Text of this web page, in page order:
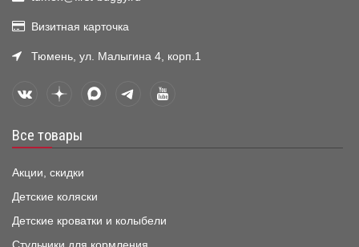
Визитная карточка
Тюмень, ул. Малыгина 4, корп.1
Все товары
Акции, скидки
Детские коляски
Детские кроватки и колыбели